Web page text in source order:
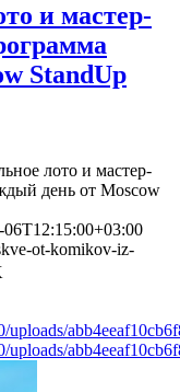
и мастер-
StandUp
лото и мастер-
день от Moscow
06T12:15:00+03:00
ot-komikov-iz-